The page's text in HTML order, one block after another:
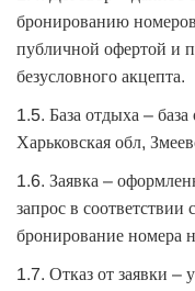
бронированию
публичной офертой и
безусловного акцепта.
1.5. База отдыха –
Харьковская обл,
1.6. Заявка –
запрос в
бронирование номера
1.7. Отказ от заявки –